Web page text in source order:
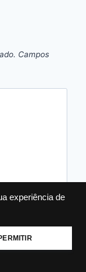
experiência de
Campos